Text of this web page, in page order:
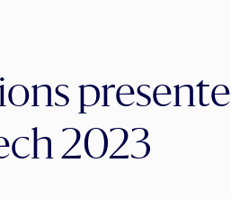
presente
2023